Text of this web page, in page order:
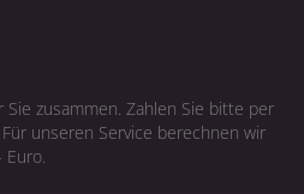
zusammen. Zahlen Sie bitte per
unseren Service berechnen wir